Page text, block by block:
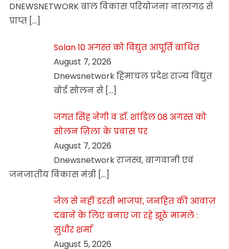
DNEWSNETWORK बाल विकास परियोजना नालागढ़ से
प्राप्त […]
Solan 10 अगस्त को विद्युत आपूर्ति बाधित
August 7, 2026
Dnewsnetwork हिमाचल प्रदेश राज्य विद्युत
बोर्ड सोलन से […]
जगत सिंह नेगी व डॉ. शांडिल 08 अगस्त को
सोलन ज़िला के प्रवास पर
August 7, 2026
Dnewsnetwork राजस्व, बागवानी एवं
जनजातीय विकास मंत्री […]
जेल से नहीं डरती भाजपा, जनहित की आवाज़
दबाने के लिए बनाए जा रहे झूठे मामले :
सुधीर शर्मा
August 5, 2026